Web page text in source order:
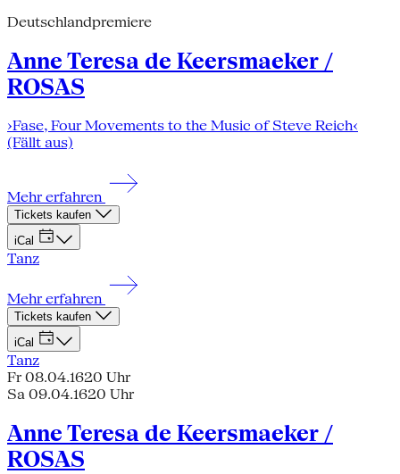
Deutschlandpremiere
Anne Teresa de Keersmaeker /
ROSAS
›Fase, Four Movements to the Music of Steve Reich‹
(Fällt aus)
Mehr erfahren
Tickets kaufen
iCal
Tanz
Mehr erfahren
Tickets kaufen
iCal
Tanz
Fr 08.04.1620 Uhr
Sa 09.04.1620 Uhr
Anne Teresa de Keersmaeker /
ROSAS